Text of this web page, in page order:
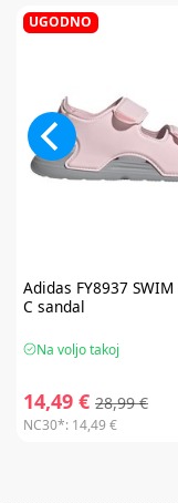
UGODNO
Adidas FY8937 SWIM
C sandal
Na voljo takoj
14,49 € 28,99 €
NC30*: 14,49 €